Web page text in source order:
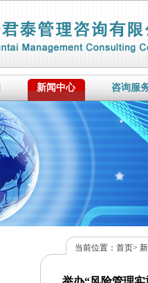
新闻中心 咨询服
当前位置： 首页>